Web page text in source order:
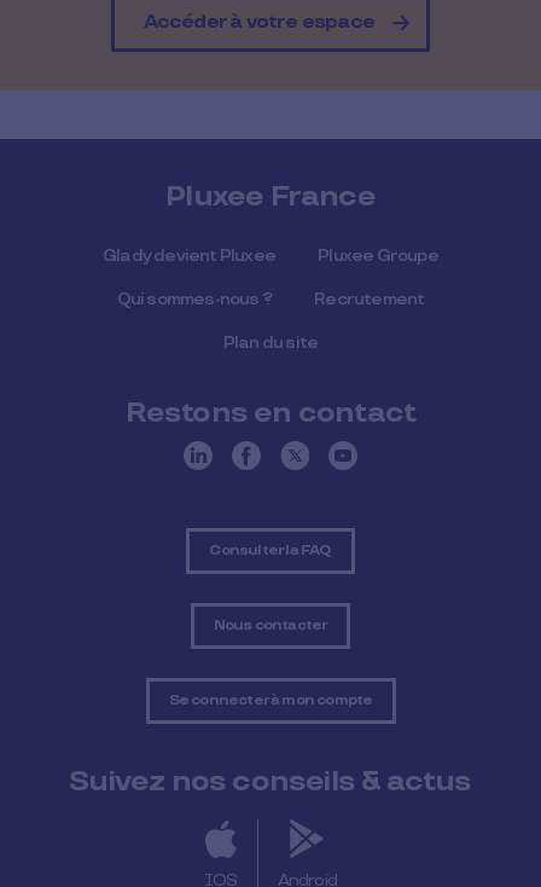
Accéder à votre espace
Pluxee France
Glady devient Pluxee Pluxee Groupe
Qui sommes-nous ? Recrutement
Plan du site
Restons en contact
Consulter la FAQ
Nous contacter
Se connecter à mon compte
Suivez nos conseils & actus
IOS Android